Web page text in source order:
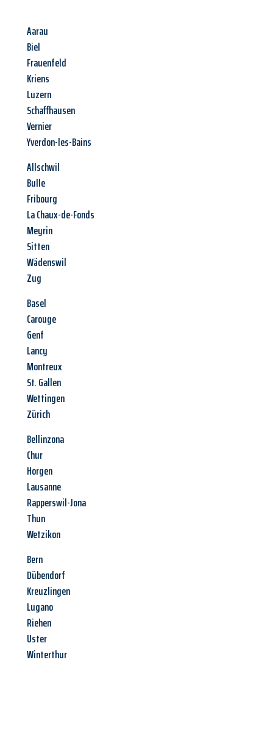
Aarau
Biel
Frauenfeld
Kriens
Luzern
Schaffhausen
Vernier
Yverdon-les-Bains
Allschwil
Bulle
Fribourg
La Chaux-de-Fonds
Meyrin
Sitten
Wädenswil
Zug
Basel
Carouge
Genf
Lancy
Montreux
St. Gallen
Wettingen
Zürich
Bellinzona
Chur
Horgen
Lausanne
Rapperswil-Jona
Thun
Wetzikon
Bern
Dübendorf
Kreuzlingen
Lugano
Riehen
Uster
Winterthur